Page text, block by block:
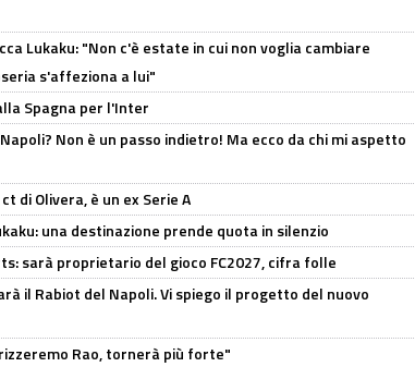
Lukaku: "Non c'è estate in cui non voglia cambiare
s'affeziona a lui"
Spagna per l'Inter
Non è un passo indietro! Ma ecco da chi mi aspetto
di Olivera, è un ex Serie A
una destinazione prende quota in silenzio
sarà proprietario del gioco FC2027, cifra folle
il Rabiot del Napoli. Vi spiego il progetto del nuovo
Rao, tornerà più forte"